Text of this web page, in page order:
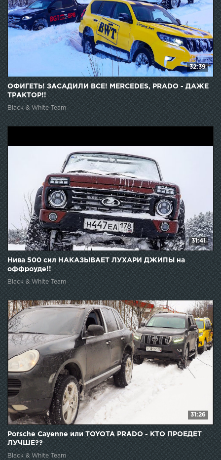
32:39
ОФИГЕТЬ! ЗАСАДИЛИ ВСЕ! MERCEDES, PRADO - ДАЖЕ
ТРАКТОР!!
Black & White Team
31:41
Нива 500 сил НАКАЗЫВАЕТ ЛУХАРИ ДЖИПЫ на
оффроуде!!
Black & White Team
31:26
Porsche Cayenne или TOYOTA PRADO - КТО ПРОЕДЕТ
ЛУЧШЕ??
Black & White Team